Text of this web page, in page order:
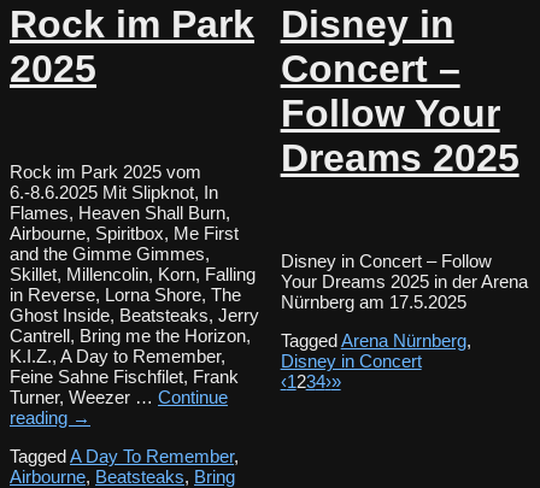
Rock im Park
2025
Rock im Park 2025 vom
6.-8.6.2025 Mit Slipknot, In
Flames, Heaven Shall Burn,
Airbourne, Spiritbox, Me First
and the Gimme Gimmes,
Skillet, Millencolin, Korn, Falling
in Reverse, Lorna Shore, The
Ghost Inside, Beatsteaks, Jerry
Cantrell, Bring me the Horizon,
K.I.Z., A Day to Remember,
Feine Sahne Fischfilet, Frank
Turner, Weezer … Continue
reading →
TaggedA Day To Remember,
Airbourne, Beatsteaks, Bring
Disney in
Concert –
Follow Your
Dreams 2025
Disney in Concert – Follow
Your Dreams 2025 in der Arena
Nürnberg am 17.5.2025
TaggedArena Nürnberg,
Disney in Concert
‹1234›»